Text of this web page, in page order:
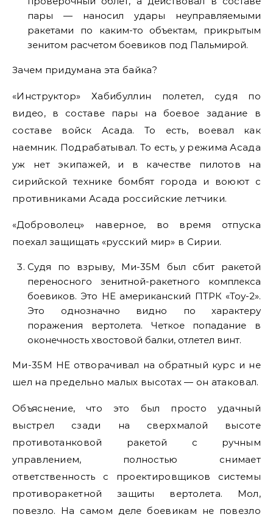
пары — наносил удары неуправляемыми
ракетами по каким-то объектам, прикрытым
зенитом расчетом боевиков под Пальмирой.
Зачем придумана эта байка?
«Инструктор» Хабибуллин полетел, судя по
видео, в составе пары на боевое задание в
составе войск Асада. То есть, воевал как
наемник. Подрабатывал. То есть, у режима Асада
уж нет экипажей, и в качестве пилотов на
сирийской технике бомбят города и воюют с
противниками Асада российские летчики.
«Доброволец» наверное, во время отпуска
поехал защищать «русский мир» в Сирии.
Судя по взрыву, Ми-35М был сбит ракетой
переносного зенитной-ракетного комплекса
боевиков. Это НЕ американский ПТРК «Тоу-2».
Это однозначно видно по характеру
поражения вертолета. Четкое попадание в
оконечность хвостовой балки, отлетел винт.
Ми-35М НЕ отворачивал на обратный курс и не
шел на предельно малых высотах — он атаковал.
Объяснение, что это был просто удачный
выстрел сзади на сверхмалой высоте
противотанковой ракетой с ручным
управлением, полностью снимает
ответственность с проектировщиков системы
противоракетной защиты вертолета. Мол,
повезло. На самом деле боевикам не повезло